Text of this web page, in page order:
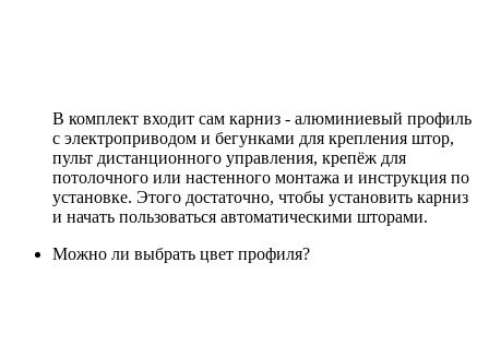
В комплект входит сам карниз - алюминиевый профиль
с электроприводом и бегунками для крепления штор,
пульт дистанционного управления, крепёж для
потолочного или настенного монтажа и инструкция по
установке. Этого достаточно, чтобы установить карниз
и начать пользоваться автоматическими шторами.
Можно ли выбрать цвет профиля?